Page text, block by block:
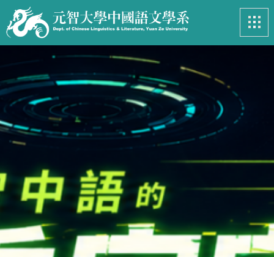
最新消息 News
系所簡介 Introduction
課程資訊
招生專區 Admissions
學生事務 Student
亮眼足跡 Footprints